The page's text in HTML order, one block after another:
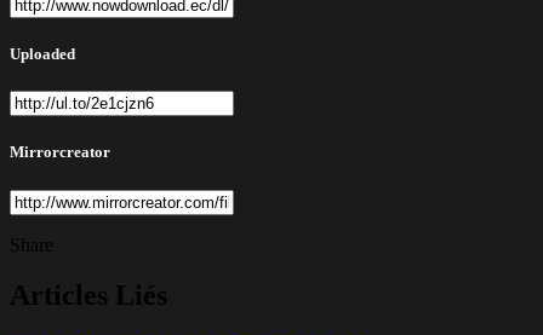
Uploaded
Mirrorcreator
Share
Articles Liés